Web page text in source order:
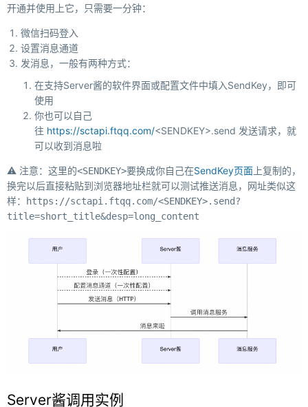
开通并使用上它，只需要一分钟：
微信扫码登入
设置消息通道
发消息，一般有两种方式：
在支持Server酱的软件界面或配置文件中填入SendKey，即可
使用
你也可以自己
往 https://sctapi.ftqq.com/<SENDKEY>.send 发送请求，就
可以收到消息啦
⚠️ 注意：这里的<SENDKEY>要换成你自己在SendKey页面 上复制的，
换完以后直接粘贴到浏览器地址栏就可以测试推送消息，网址类似这
样：
https://sctapi.ftqq.com/<SENDKEY>.send?
title=short_title&desp=long_content
Server酱调用实例